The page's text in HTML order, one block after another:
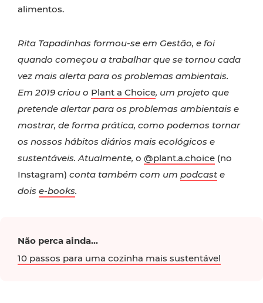
alimentos.
Rita Tapadinhas formou-se em Gestão, e foi
quando começou a trabalhar que se tornou cada
vez mais alerta para os problemas ambientais.
Em 2019 criou o Plant a Choice, um projeto que
pretende alertar para os problemas ambientais e
mostrar, de forma prática, como podemos tornar
os nossos hábitos diários mais ecológicos e
sustentáveis. Atualmente, o @plant.a.choice (no
Instagram) conta também com um podcast e
dois e-books.
Não perca ainda...
10 passos para uma cozinha mais sustentável